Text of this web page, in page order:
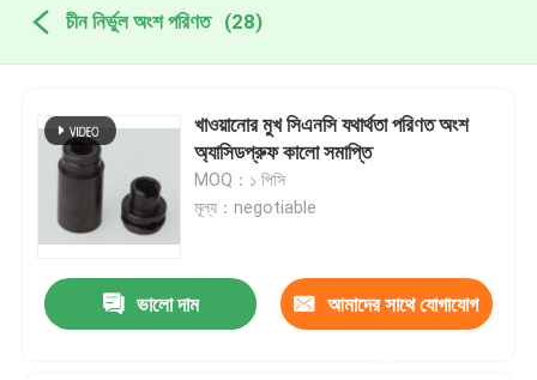
চীন নির্ভুল অংশ পরিণত (28)
খাওয়ানোর মুখ সিএনসি যথার্থতা পরিণত অংশ
অ্যাসিডপ্রুফ কালো সমাপ্তি
MOQ：১ পিসি
মূল্য：negotiable
ভালো দাম আমাদের সাথে যোগাযোগ